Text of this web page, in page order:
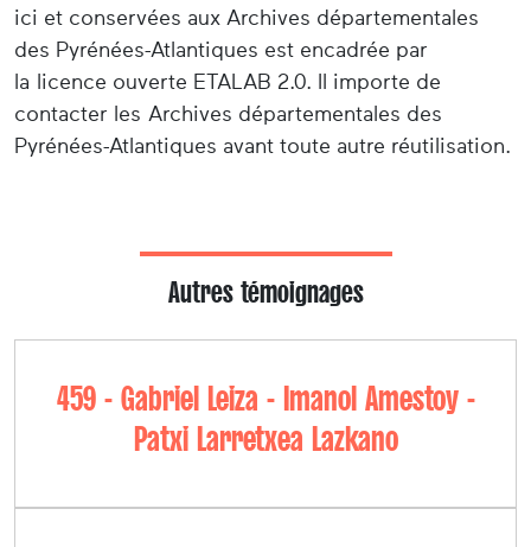
ici et conservées aux Archives départementales
des Pyrénées-Atlantiques est encadrée par
la licence ouverte ETALAB 2.0. Il importe de
contacter les Archives départementales des
Pyrénées-Atlantiques avant toute autre réutilisation.
Autres témoignages
459 - Gabriel Leiza - Imanol Amestoy -
Patxi Larretxea Lazkano